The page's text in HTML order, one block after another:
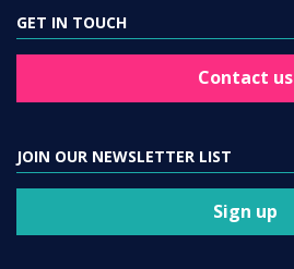
GET IN TOUCH
Contact us
JOIN OUR NEWSLETTER LIST
Sign up